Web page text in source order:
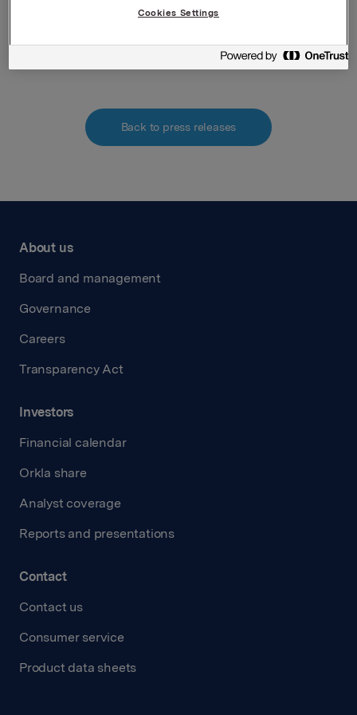
Vedlagt pdf file
Back to press releases
About us
Board and management
Governance
Careers
Transparency Act
Investors
Financial calendar
Orkla share
Analyst coverage
Reports and presentations
Contact
Contact us
Consumer service
Product data sheets
Cookies Settings